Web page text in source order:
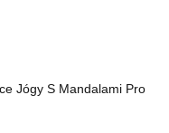
Jógy S Mandalami Pro